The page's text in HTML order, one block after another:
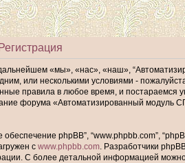
«мы», «нас», «наш»,
или несколькими условиями -
правила в любое время, и постараемся
форума «Автоматизированный
phpBB”, “www.phpbb.com”,
с www.phpbb.com . Разработчики
С более детальной информацией